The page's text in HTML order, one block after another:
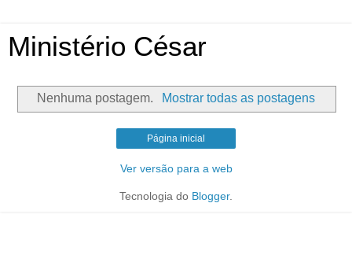
Ministério César
Nenhuma postagem. Mostrar todas as postagens
Página inicial
Ver versão para a web
Tecnologia do Blogger.